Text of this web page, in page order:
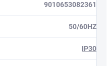
9010653082361
50/60HZ
IP30